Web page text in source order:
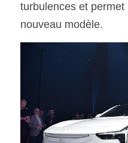
turbulences et
nouveau modèle.